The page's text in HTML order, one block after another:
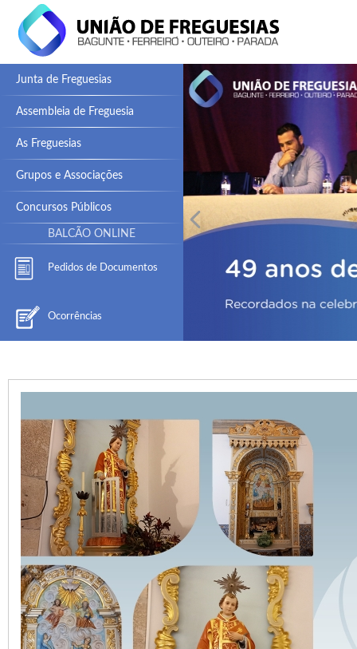
Junta de Freguesias
Assembleia de Freguesia
As Freguesias
Grupos e Associações
Concursos Públicos
BALCÃO ONLINE
Pedidos de Documentos
Ocorrências